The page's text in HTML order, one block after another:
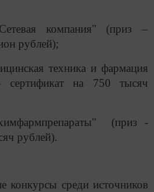
компания" (приз –
рублей);
техника и фармация
сертификат на 750 тысяч
(приз -
рублей).
конкурсы среди источников